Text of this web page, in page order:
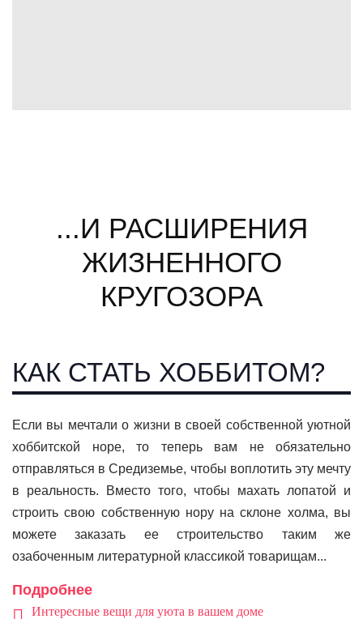
...И РАСШИРЕНИЯ
ЖИЗНЕННОГО
КРУГОЗОРА
КАК СТАТЬ ХОББИТОМ?
Если вы мечтали о жизни в своей собственной уютной
хоббитской норе, то теперь вам не обязательно
отправляться в Средиземье, чтобы воплотить эту мечту
в реальность. Вместо того, чтобы махать лопатой и
строить свою собственную нору на склоне холма, вы
можете заказать ее строительство таким же
озабоченным литературной классикой товарищам...
Подробнее
Интересные вещи для уюта в вашем доме